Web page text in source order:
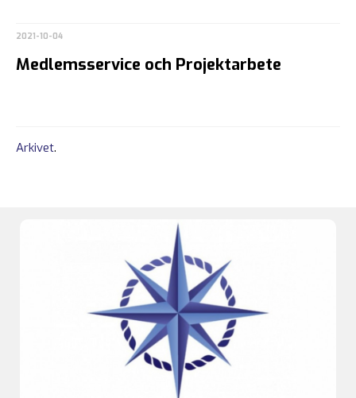
2021-10-04
Medlemsservice och Projektarbete
Arkivet.